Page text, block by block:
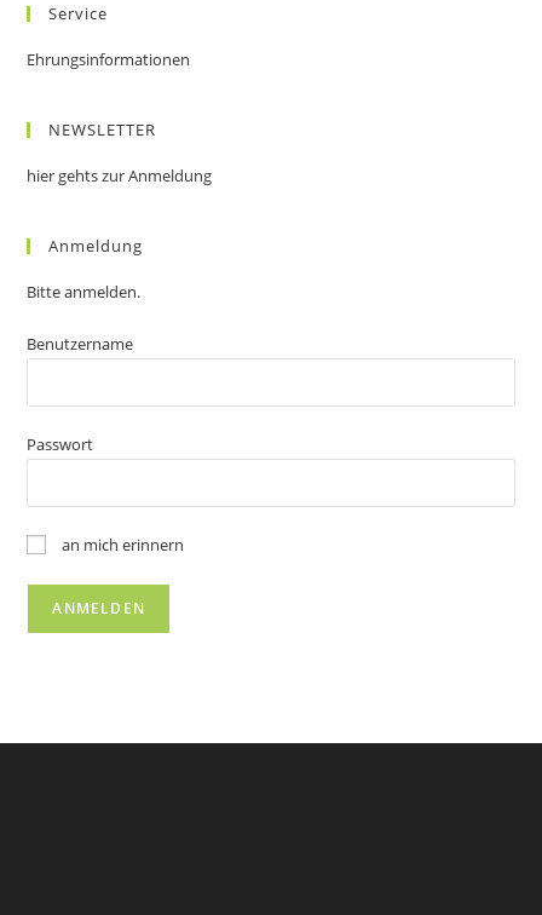
Service
Ehrungsinformationen
NEWSLETTER
hier gehts zur Anmeldung
Anmeldung
Bitte anmelden.
Benutzername
Passwort
an mich erinnern